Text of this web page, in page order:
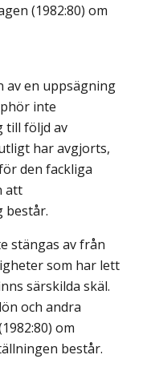
(1982:80) om
av en uppsägning
inte
till följd av
har avgjorts,
den fackliga
att
består.
stängas av från
som har lett
särskilda skäl.
och andra
om
består.